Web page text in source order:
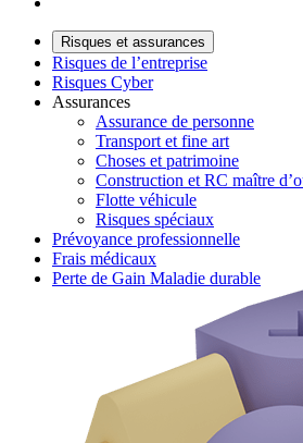
Risques et assurances
Risques de l’entreprise
Risques Cyber
Assurances
Assurance de personne
Transport et fine art
Choses et patrimoine
Construction et RC maître
Flotte véhicule
Risques spéciaux
Prévoyance professionnelle
Frais médicaux
Perte de Gain Maladie durable